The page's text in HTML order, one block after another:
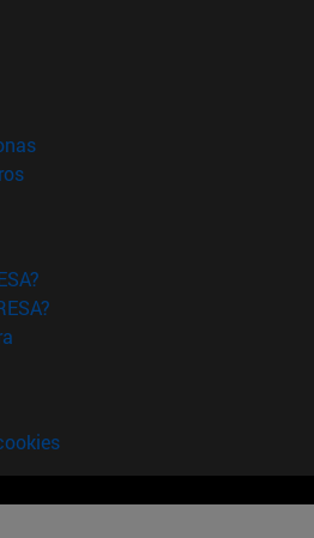
ventana)
(abre en nueva ventana)
(abre en nueva ventana)